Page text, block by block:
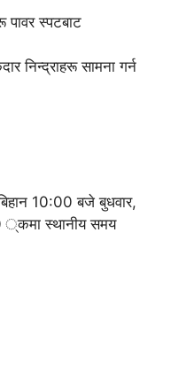
स्पटबाट
निन्द्राहरू सामना गर्न
10:00 बजे बुधवार,
्कमा स्थानीय समय